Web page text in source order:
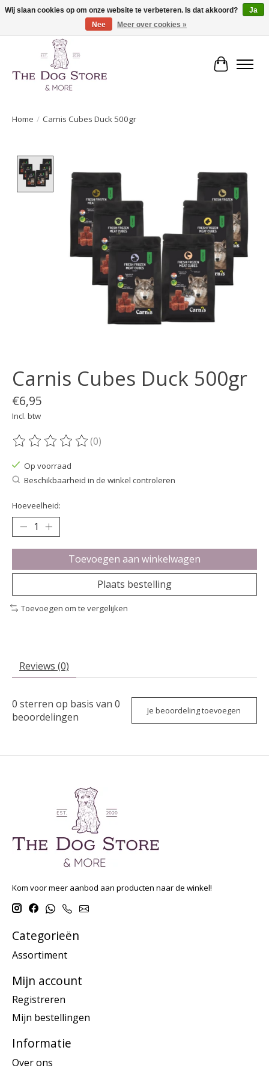
De speciaalzaak in hondenartikelen en meer!
Home / Carnis Cubes Duck 500gr
Carnis Cubes Duck 500gr
€6,95
Incl. btw
De beoordeling van dit product is
(0)
Op voorraad
Beschikbaarheid in de winkel controleren
Hoeveelheid:
Toevoegen aan winkelwagen
Plaats bestelling
Toevoegen om te vergelijken
Reviews (0)
0 sterren op basis van 0
beoordelingen
Je beoordeling toevoegen
Kom voor meer aanbod aan producten naar de winkel!
Categorieën
Assortiment
Mijn account
Registreren
Mijn bestellingen
Informatie
Over ons
Wij slaan cookies op om onze website te verbeteren. Is dat akkoord?
Ja
Nee
Meer over cookies »